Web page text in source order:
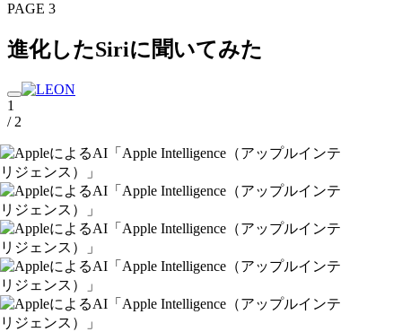
PAGE 3
進化したSiriに聞いてみた
1
/ 2